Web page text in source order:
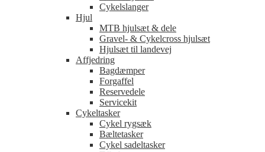
Cykelslanger
Hjul
MTB hjulsæt & dele
Gravel- & Cykelcross hjulsæt
Hjulsæt til landevej
Affjedring
Bagdæmper
Forgaffel
Reservedele
Servicekit
Cykeltasker
Cykel rygsæk
Bæltetasker
Cykel sadeltasker